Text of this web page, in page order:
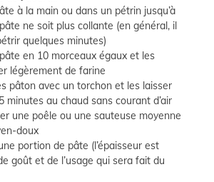
à la main ou dans un pétrin jusqu’à
ne soit plus collante (en général, il
quelques minutes)
en 10 morceaux égaux et les
légèrement de farine
pâton avec un torchon et les laisser
minutes au chaud sans courant d’air
une poêle ou une sauteuse moyenne
doux
portion de pâte (l’épaisseur est
goût et de l’usage qui sera fait du